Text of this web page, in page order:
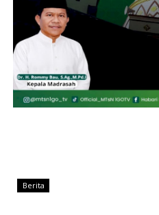
Berita